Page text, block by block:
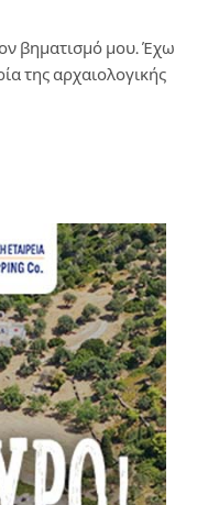
βηματισμό μου. Έχω
της αρχαιολογικής